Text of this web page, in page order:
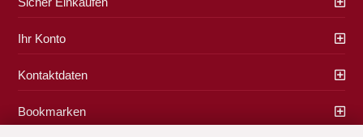
Ihr Konto
Kontaktdaten
Bookmarken